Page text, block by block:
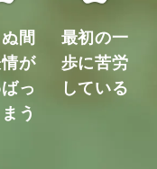
間
が
っ
う
最初の一
歩に苦労
している